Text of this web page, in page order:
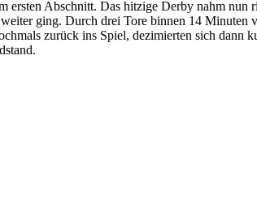
ersten Abschnitt. Das hitzige Derby nahm nun
ging. Durch drei Tore binnen 14 Minuten
zurück ins Spiel, dezimierten sich dann